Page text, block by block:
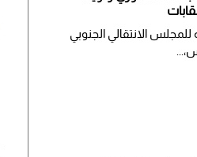
للمجلس الانتقالي الجنوبي